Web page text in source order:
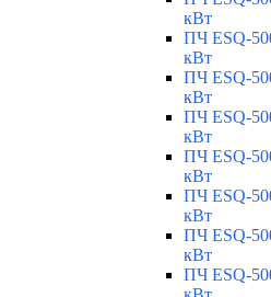
кВт
ПЧ ESQ-
кВт
ПЧ ESQ-
кВт
ПЧ ESQ-
кВт
ПЧ ESQ-
кВт
ПЧ ESQ-
кВт
ПЧ ESQ-
кВт
ПЧ ESQ-